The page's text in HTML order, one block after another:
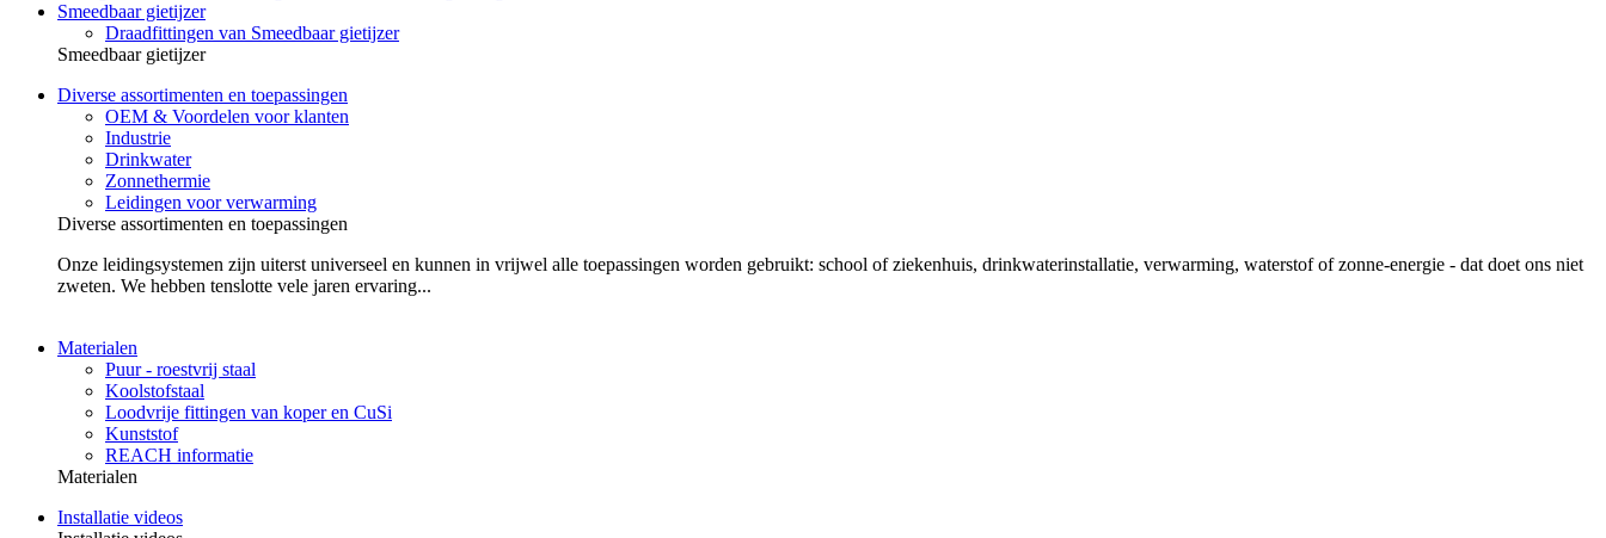
Smeedbaar gietijzer
Draadfittingen van Smeedbaar gietijzer
Smeedbaar gietijzer
Diverse assortimenten en toepassingen
OEM & Voordelen voor klanten
Industrie
Drinkwater
Zonnethermie
Leidingen voor verwarming
Diverse assortimenten en toepassingen
Onze leidingsystemen zijn uiterst universeel en kunnen in vrijwel alle toepassingen worden gebruikt: school of ziekenhuis, drinkwaterinstallatie, verwarming, waterstof of zonne-energie - dat doet ons niet
zweten. We hebben tenslotte vele jaren ervaring...
Materialen
Puur - roestvrij staal
Koolstofstaal
Loodvrije fittingen van koper en CuSi
Kunststof
REACH informatie
Materialen
Installatie videos